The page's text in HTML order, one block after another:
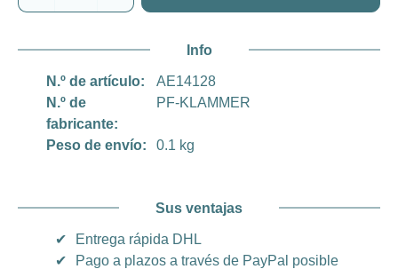
Info
N.º de artículo:
AE14128
N.º de
fabricante:
PF-KLAMMER
Peso de envío: 0.1 kg
Sus ventajas
✔
Entrega rápida DHL
✔
Pago a plazos a través de PayPal posible